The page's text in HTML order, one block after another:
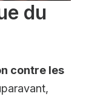
du
contre les